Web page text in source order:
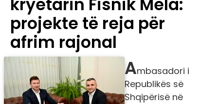
kryetarin Fisnik Mela:
projekte të reja për
afrim rajonal
Ambasadori i
Republikës së
Shqipërisë në